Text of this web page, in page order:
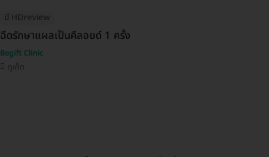
มี HDreview
ฉีดรักษาแผลเป็นคีลอยด์ 1 ครั้ง
Begift Clinic
ภูเก็ต